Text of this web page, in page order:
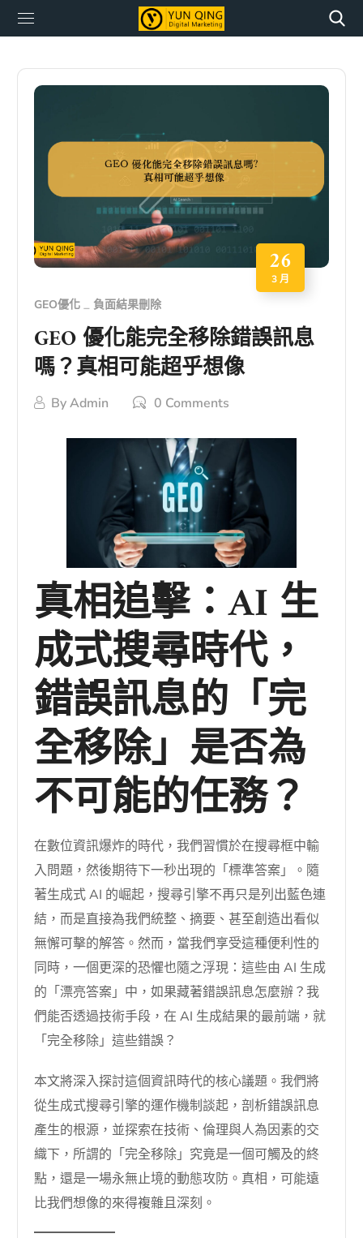
26
3 月
GEO優化 負面結果刪除
GEO 優化能完全移除錯誤訊息
嗎？真相可能超乎想像
ByAdmin 0 Comments
真相追擊：AI 生
成式搜尋時代，
錯誤訊息的「完
全移除」是否為
不可能的任務？
在數位資訊爆炸的時代，我們習慣於在搜尋框中輸
入問題，然後期待下一秒出現的「標準答案」。隨
著生成式 AI 的崛起，搜尋引擎不再只是列出藍色連
結，而是直接為我們統整、摘要、甚至創造出看似
無懈可擊的解答。然而，當我們享受這種便利性的
同時，一個更深的恐懼也隨之浮現：這些由 AI 生成
的「漂亮答案」中，如果藏著錯誤訊息怎麼辦？我
們能否透過技術手段，在 AI 生成結果的最前端，就
「完全移除」這些錯誤？
本文將深入探討這個資訊時代的核心議題。我們將
從生成式搜尋引擎的運作機制談起，剖析錯誤訊息
產生的根源，並探索在技術、倫理與人為因素的交
織下，所謂的「完全移除」究竟是一個可觸及的終
點，還是一場永無止境的動態攻防。真相，可能遠
比我們想像的來得複雜且深刻。